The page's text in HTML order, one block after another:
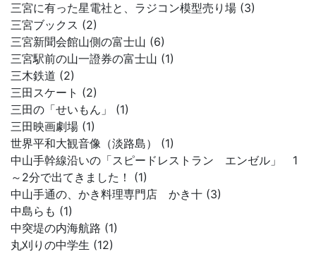
三宮に有った星電社と、ラジコン模型売り場 (3)
三宮ブックス (2)
三宮新聞会館山側の富士山 (6)
三宮駅前の山一證券の富士山 (1)
三木鉄道 (2)
三田スケート (2)
三田の「せいもん」 (1)
三田映画劇場 (1)
世界平和大観音像（淡路島） (1)
中山手幹線沿いの「スピードレストラン エンゼル」 1
～2分で出てきました！ (1)
中山手通の、かき料理専門店 かき十 (3)
中島らも (1)
中突堤の内海航路 (1)
丸刈りの中学生 (12)